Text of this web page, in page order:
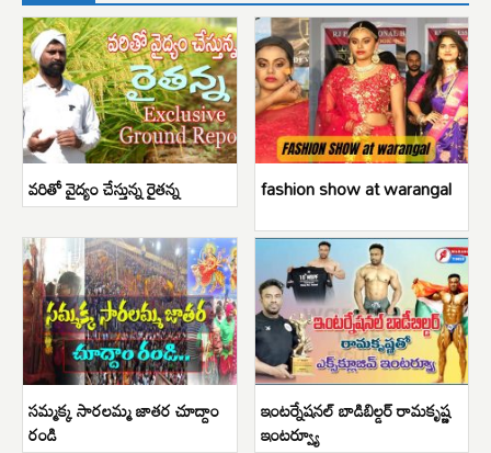
వరితో వైద్యం చేస్తున్న రైతన్న fashion show at warangal
సమ్మక్క సారలమ్మ జాతర చూద్దాం
రండి
ఇంటర్నేషనల్ బాడిబిల్డర్ రామకృష్ణ
ఇంటర్వ్యూ